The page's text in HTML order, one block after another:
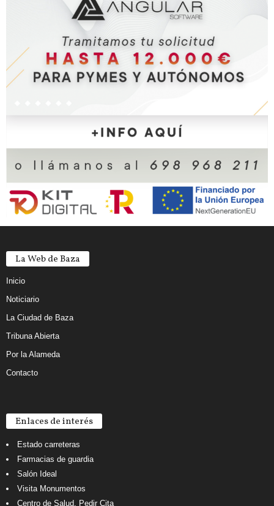
La Web de Baza
Inicio
Noticiario
La Ciudad de Baza
Tribuna Abierta
Por la Alameda
Contacto
Enlaces de interés
Estado carreteras
Farmacias de guardia
Salón Ideal
Visita Monumentos
Centro de Salud. Pedir Cita